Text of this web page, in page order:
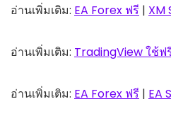
อ่านเพิ่มเติม: EA Forex ฟรี | XM
อ่านเพิ่มเติม: TradingView ใช้ฟ
อ่านเพิ่มเติม: EA Forex ฟรี | EA